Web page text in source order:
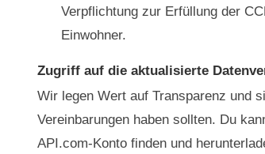
Verpflichtung zur Erfüllung der
Einwohner.
Zugriff auf die aktualisierte
Wir legen Wert auf Transparenz und
Vereinbarungen haben sollten. Du
API.com-Konto finden und